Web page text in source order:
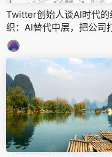
Twitter创始人谈AI时代的
织：AI替代中层，把公司
成智能体